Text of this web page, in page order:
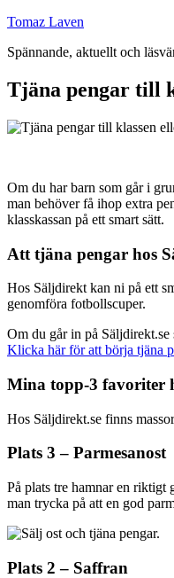
Hoppa
innehåll
Tomaz Laven
Spännande, aktuellt och
Tjäna pengar till
Om du har barn som går i
man behöver få ihop extra
klasskassan på ett smart sätt.
Att tjäna pengar hos
Hos Säljdirekt kan ni på ett
genomföra fotbollscuper.
Om du går in på
Klicka här för att börja tjäna
Mina topp-3 favoriter
Hos Säljdirekt.se finns
Plats 3 – Parmesanost
På plats tre hamnar en riktigt
man trycka på att en god
Plats 2 – Saffran